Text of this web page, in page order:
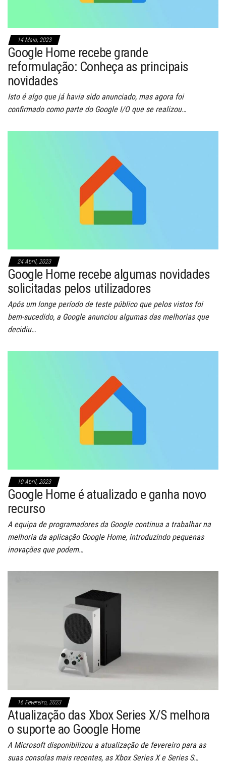
14 Maio, 2023
Google Home recebe grande
reformulação: Conheça as principais
novidades
Isto é algo que já havia sido anunciado, mas agora foi
confirmado como parte do Google I/O que se realizou…
24 Abril, 2023
Google Home recebe algumas novidades
solicitadas pelos utilizadores
Após um longe período de teste público que pelos vistos foi
bem-sucedido, a Google anunciou algumas das melhorias que
decidiu…
10 Abril, 2023
Google Home é atualizado e ganha novo
recurso
A equipa de programadores da Google continua a trabalhar na
melhoria da aplicação Google Home, introduzindo pequenas
inovações que podem…
16 Fevereiro, 2023
Atualização das Xbox Series X/S melhora
o suporte ao Google Home
A Microsoft disponibilizou a atualização de fevereiro para as
suas consolas mais recentes, as Xbox Series X e Series S…